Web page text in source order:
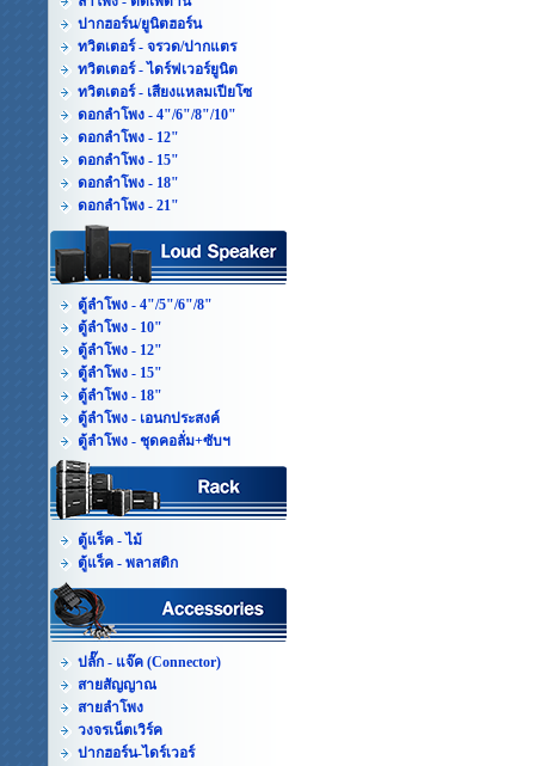
ปากฮอร์น/ยูนิตฮอร์น
ทวิตเตอร์ - จรวด/ปากแตร
ทวิตเตอร์ - ไดร์ฟเวอร์ยูนิต
ทวิตเตอร์ - เสียงแหลมเปียโซ
ดอกลำโพง - 4"/6"/8"/10"
ดอกลำโพง - 12"
ดอกลำโพง - 15"
ดอกลำโพง - 18"
ดอกลำโพง - 21"
ตู้ลำโพง - 4"/5"/6"/8"
ตู้ลำโพง - 10"
ตู้ลำโพง - 12"
ตู้ลำโพง - 15"
ตู้ลำโพง - 18"
ตู้ลำโพง - เอนกประสงค์
ตู้ลำโพง - ชุดคอลั่ม+ซับฯ
ตู้แร็ค - ไม้
ตู้แร็ค - พลาสติก
ปลั๊ก - แจ๊ค (Connector)
สายสัญญาณ
สายลำโพง
วงจรเน็ตเวิร์ค
ปากฮอร์น-ไดร์เวอร์